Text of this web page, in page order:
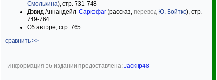
Смолькина), стр. 731-748
Дэвид Аннандейл. Саркофаг (рассказ, перевод Ю. Войтко), стр.
749-764
Об авторе, стр. 765
сравнить >>
Информация об издании предоставлена: Jacklip48